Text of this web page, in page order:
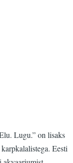
Lugu.” on lisaks
Eesti